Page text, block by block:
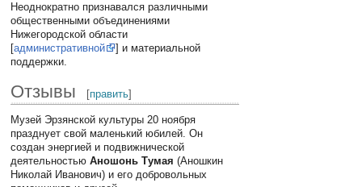
Неоднократно признавался различными
общественными объединениями
Нижегородской области
[административной
] и материальной
поддержки.
Отзывы [править]
Музей Эрзянской культуры 20 ноября
празднует свой маленький юбилей. Он
создан энергией и подвижнической
деятельностьюАношонь Тумая (Аношкин
Николай Иванович) и его добровольных